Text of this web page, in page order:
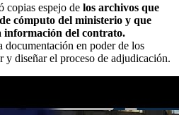
copias espejo de los archivos que
cómputo del ministerio y que
información del contrato.
en poder de los
y diseñar el proceso de adjudicación.